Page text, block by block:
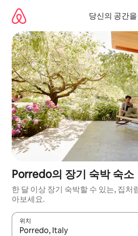
당신의 공간
Porredo의 장기 숙박 숙소
한 달 이상 장기 숙박할 수 있는, 집처
아보세요.
위치
결과가 나오면 위·아래 화살표 키를 사